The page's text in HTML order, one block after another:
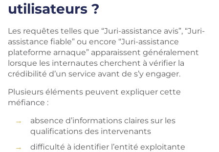
utilisateurs ?
Les requêtes telles que “Juri-assistance avis”, “Juri-
assistance fiable” ou encore “Juri-assistance
plateforme arnaque” apparaissent généralement
lorsque les internautes cherchent à vérifier la
crédibilité d’un service avant de s’y engager.
Plusieurs éléments peuvent expliquer cette
méfiance :
absence d’informations claires sur les
qualifications des intervenants
difficulté à identifier l’entité exploitante